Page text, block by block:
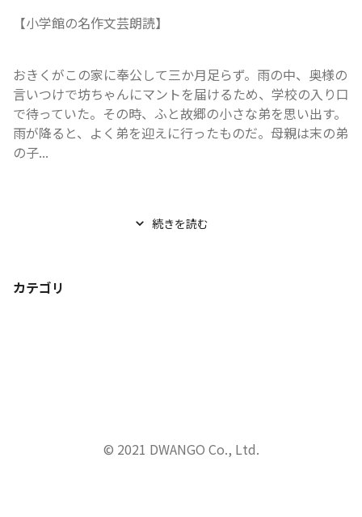
【小学館の名作文芸朗読】
おきくがこの家に奉公して三か月足らず。雨の中、奥様の
言いつけで坊ちゃんにマントを届けるため、学校の入り口
で待っていた。その時、ふと故郷の小さな弟を思い出す。
雨が降ると、よく弟を迎えに行ったものだ。母親は末の弟
の子...
続きを読む
カテゴリ
© 2021 DWANGO Co., Ltd.